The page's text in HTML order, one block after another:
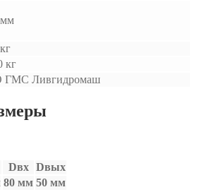
кг
ГМС Ливгидромаш
Dвх
Dвых
80 мм 50 мм